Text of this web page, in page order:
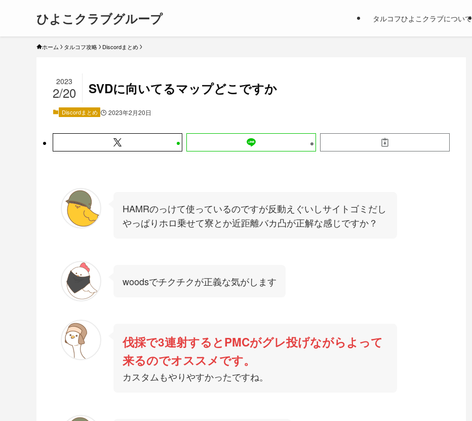
ひよこクラブグループ タルコフひよこクラブについて
ホーム タルコフ攻略 Discordまとめ
SVDに向いてるマップどこですか
2023
2/20
Discordまとめ 2023年2月20日
HAMRのっけて使っているのですが反動えぐいしサイトゴミだし
やっぱりホロ乗せて寮とか近距離バカ凸が正解な感じですか？
woodsでチクチクが正義な気がします
伐採で3連射するとPMCがグレ投げながらよって
来るのでオススメです。
カスタムもやりやすかったですね。